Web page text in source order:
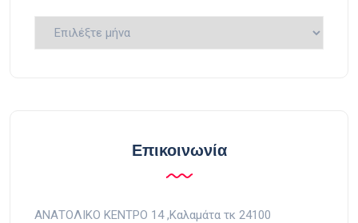
Επικοινωνία
ΑΝΑΤΟΛΙΚΟ ΚΕΝΤΡΟ 14 ,Kαλαμάτα τκ 24100